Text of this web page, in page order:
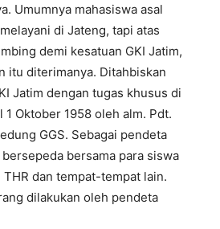
Umumnya mahasiswa asal
di Jateng, tapi atas
demi kesatuan GKI Jatim,
itu diterimanya. Ditahbiskan
Jatim dengan tugas khusus di
1 Oktober 1958 oleh alm. Pdt.
GGS. Sebagai pendeta
bersama para siswa
dan tempat-tempat lain.
dilakukan oleh pendeta